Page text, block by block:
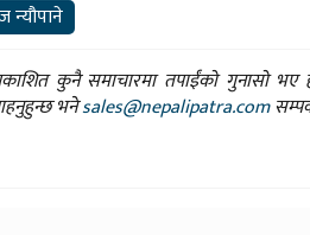
न्यौपाने
कुनै समाचारमा तपाईंको गुनासो भए
भनेsales@nepalipatra.com